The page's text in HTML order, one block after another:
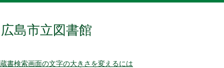
広島市立図書館
蔵書検索画面の文字の大きさを変えるには